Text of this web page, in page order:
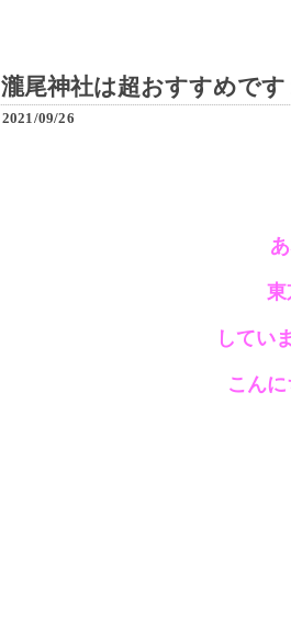
瀧尾神社は超おすすめで
2021/09/26
東
してい
こん